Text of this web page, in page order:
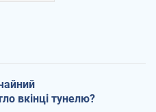
вкінці тунелю?